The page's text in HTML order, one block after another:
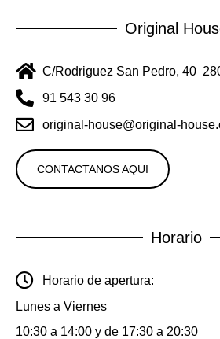
Original
C/Rodriguez San Pedro, 40
91 543 30 96
original-house@original-
CONTACTANOS AQUI
Horario
Horario de apertura:
Lunes a Viernes
10:30 a 14:00 y de 17:30 a 20:30